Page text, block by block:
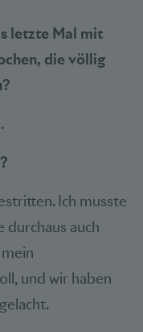
letzte Mal mit
die völlig
Ich musste
durchaus auch
und wir haben